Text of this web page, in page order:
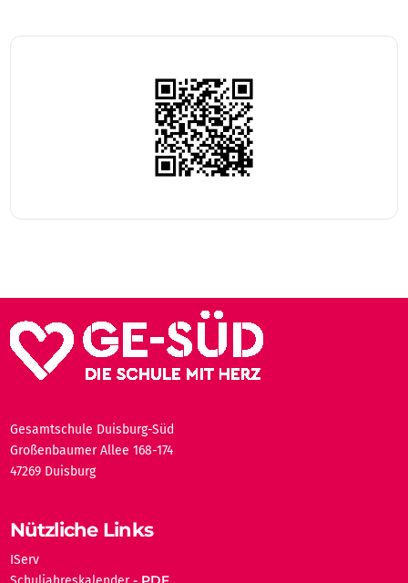
Gesamtschule Duisburg-Süd
Großenbaumer Allee 168-174
47269 Duisburg
Nützliche Links
IServ